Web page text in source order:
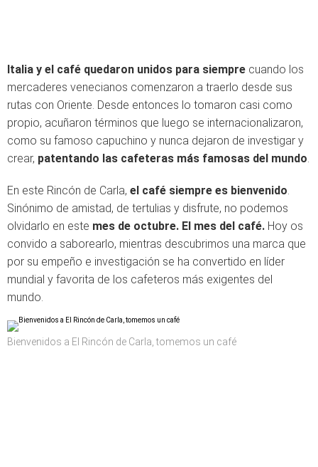
Italia y el café quedaron unidos para siempre cuando los
mercaderes venecianos comenzaron a traerlo desde sus
rutas con Oriente. Desde entonces lo tomaron casi como
propio, acuñaron términos que luego se internacionalizaron,
como su famoso capuchino y nunca dejaron de investigar y
crear, patentando las cafeteras más famosas del mundo.
En este Rincón de Carla, el café siempre es bienvenido.
Sinónimo de amistad, de tertulias y disfrute, no podemos
olvidarlo en este mes de octubre. El mes del café. Hoy os
convido a saborearlo, mientras descubrimos una marca que
por su empeño e investigación se ha convertido en líder
mundial y favorita de los cafeteros más exigentes del
mundo.
Bienvenidos a El Rincón de Carla, tomemos un café